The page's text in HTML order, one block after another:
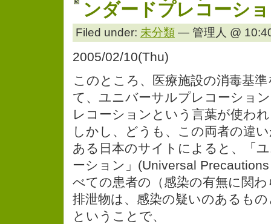
ンダードプレコーシ
Filed under: 未分類 — 管理人 @
2005/02/10(Thu)
このところ、医療施設の消毒基
て、ユニバーサルプレコーショ
レコーションという言葉が使わ
しかし、どうも、この両者の違
ある日本のサイトによると、「
ーション」(Universal
べての患者の（感染の有無に関
排泄物は、感染の疑いのあるも
ということで、